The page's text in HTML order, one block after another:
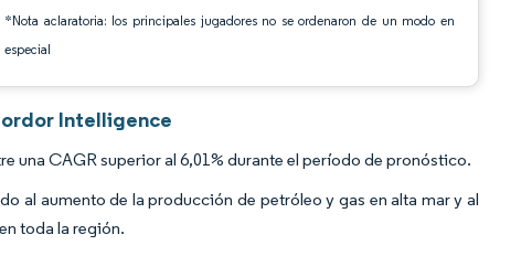
*Nota aclaratoria: los principales jugadores no se ordenaron de un modo en
especial
Intelligence
una CAGR superior al 6,01% durante el período de pronóstico.
al aumento de la producción de petróleo y gas en alta mar y al
toda la región.